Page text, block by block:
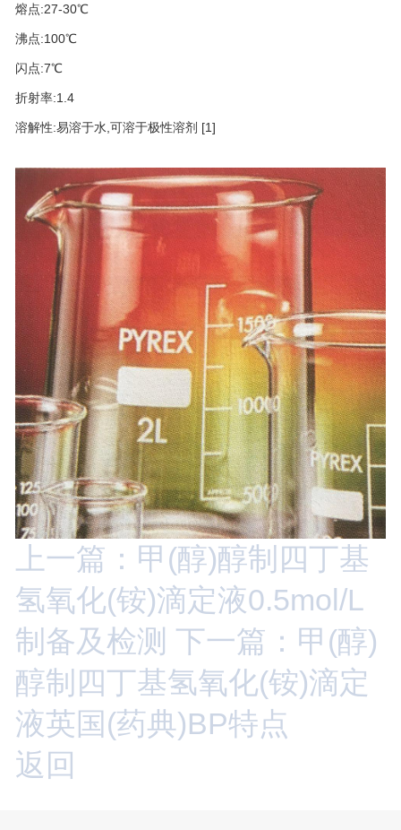
熔点:27-30℃
沸点:100℃
闪点:7℃
折射率:1.4
溶解性:易溶于水,可溶于极性溶剂 [1]
上一篇：甲(醇)醇制四丁基
氢氧化(铵)滴定液0.5mol/L
制备及检测 下一篇：甲(醇)
醇制四丁基氢氧化(铵)滴定
液英国(药典)BP特点
返回